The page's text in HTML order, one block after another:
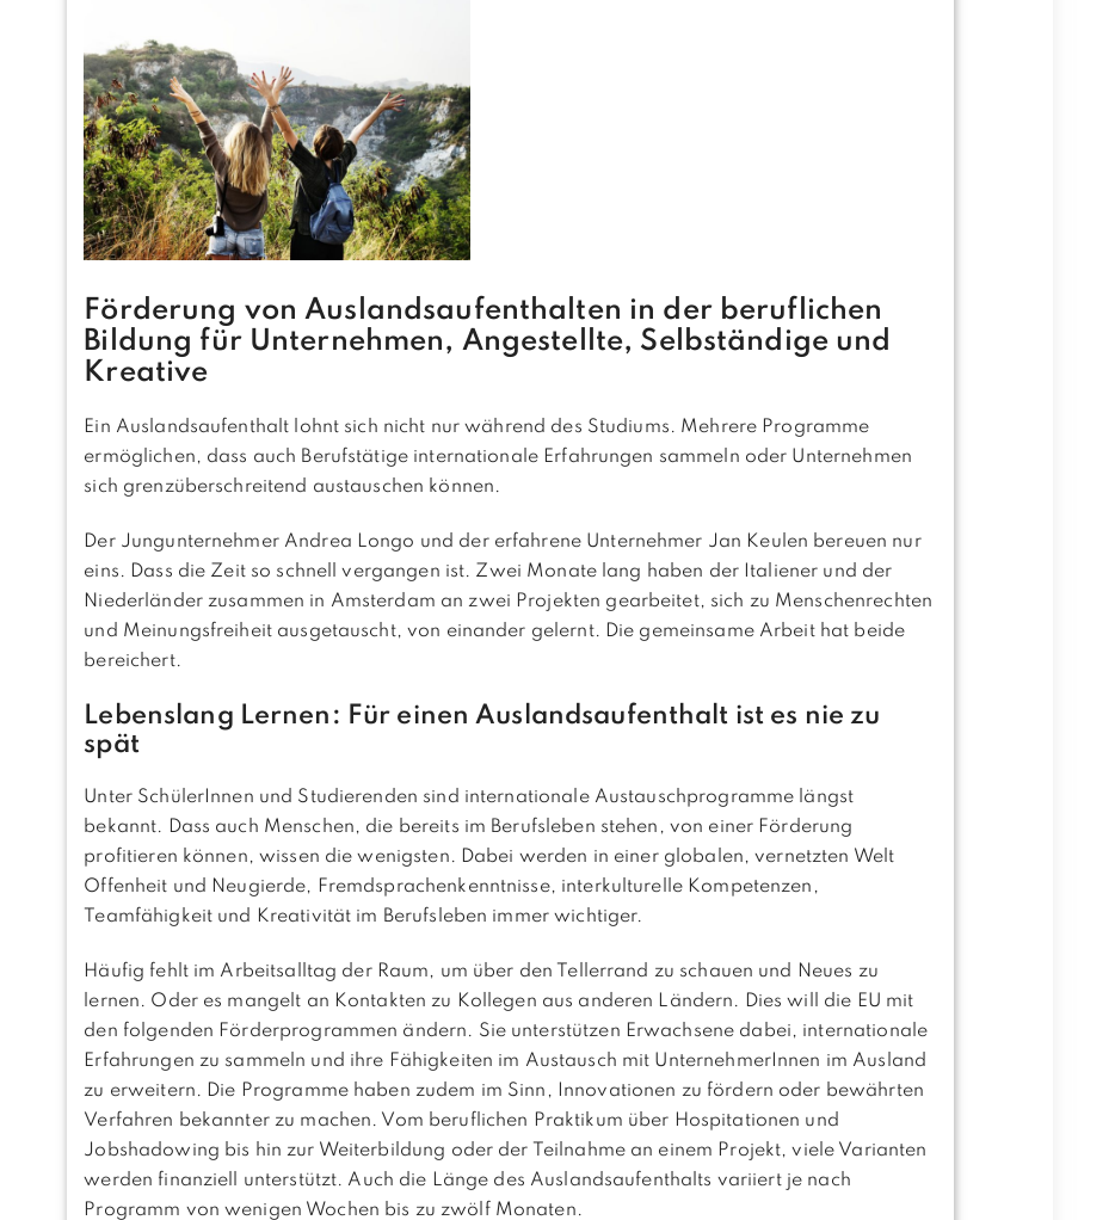
Förderung von Auslandsaufenthalten in der beruflichen
Bildung für Unternehmen, Angestellte, Selbständige und
Kreative
Ein Auslandsaufenthalt lohnt sich nicht nur während des Studiums. Mehrere Programme
ermöglichen, dass auch Berufstätige internationale Erfahrungen sammeln oder Unternehmen
sich grenzüberschreitend austauschen können.
Der Jungunternehmer Andrea Longo und der erfahrene Unternehmer Jan Keulen bereuen nur
eins. Dass die Zeit so schnell vergangen ist. Zwei Monate lang haben der Italiener und der
Niederländer zusammen in Amsterdam an zwei Projekten gearbeitet, sich zu Menschenrechten
und Meinungsfreiheit ausgetauscht, von einander gelernt. Die gemeinsame Arbeit hat beide
bereichert.
Lebenslang Lernen: Für einen Auslandsaufenthalt ist es nie zu
spät
Unter SchülerInnen und Studierenden sind internationale Austauschprogramme längst
bekannt. Dass auch Menschen, die bereits im Berufsleben stehen, von einer Förderung
profitieren können, wissen die wenigsten. Dabei werden in einer globalen, vernetzten Welt
Offenheit und Neugierde, Fremdsprachenkenntnisse, interkulturelle Kompetenzen,
Teamfähigkeit und Kreativität im Berufsleben immer wichtiger.
Häufig fehlt im Arbeitsalltag der Raum, um über den Tellerrand zu schauen und Neues zu
lernen. Oder es mangelt an Kontakten zu Kollegen aus anderen Ländern. Dies will die EU mit
den folgenden Förderprogrammen ändern. Sie unterstützen Erwachsene dabei, internationale
Erfahrungen zu sammeln und ihre Fähigkeiten im Austausch mit UnternehmerInnen im Ausland
zu erweitern. Die Programme haben zudem im Sinn, Innovationen zu fördern oder bewährten
Verfahren bekannter zu machen. Vom beruflichen Praktikum über Hospitationen und
Jobshadowing bis hin zur Weiterbildung oder der Teilnahme an einem Projekt, viele Varianten
werden finanziell unterstützt. Auch die Länge des Auslandsaufenthalts variiert je nach
Programm von wenigen Wochen bis zu zwölf Monaten.